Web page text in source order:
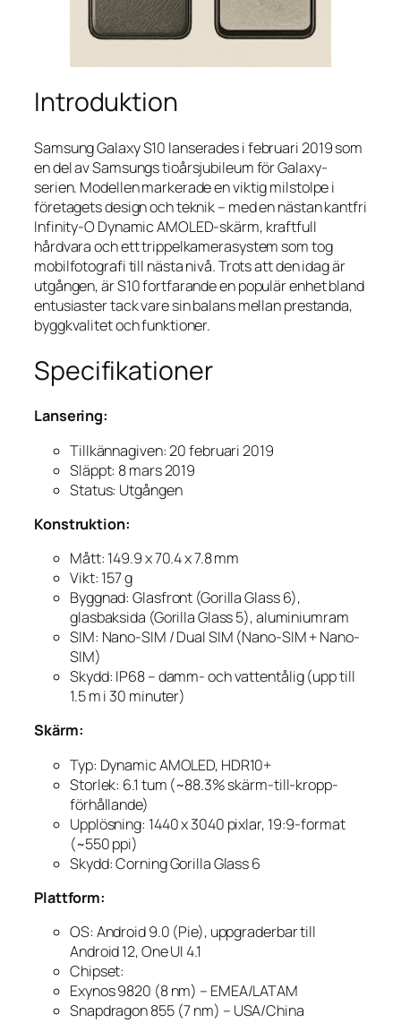
Introduktion
Samsung Galaxy S10 lanserades i februari 2019 som
en del av Samsungs tioårsjubileum för Galaxy-
serien. Modellen markerade en viktig milstolpe i
företagets design och teknik – med en nästan kantfri
Infinity-O Dynamic AMOLED-skärm, kraftfull
hårdvara och ett trippelkamerasystem som tog
mobilfotografi till nästa nivå. Trots att den idag är
utgången, är S10 fortfarande en populär enhet bland
entusiaster tack vare sin balans mellan prestanda,
byggkvalitet och funktioner.
Specifikationer
Lansering:
Tillkännagiven: 20 februari 2019
Släppt: 8 mars 2019
Status: Utgången
Konstruktion:
Mått: 149.9 x 70.4 x 7.8 mm
Vikt: 157 g
Byggnad: Glasfront (Gorilla Glass 6),
glasbaksida (Gorilla Glass 5), aluminiumram
SIM: Nano-SIM / Dual SIM (Nano-SIM + Nano-
SIM)
Skydd: IP68 – damm- och vattentålig (upp till
1.5 m i 30 minuter)
Skärm:
Typ: Dynamic AMOLED, HDR10+
Storlek: 6.1 tum (~88.3% skärm-till-kropp-
förhållande)
Upplösning: 1440 x 3040 pixlar, 19:9-format
(~550 ppi)
Skydd: Corning Gorilla Glass 6
Plattform:
OS: Android 9.0 (Pie), uppgraderbar till
Android 12, One UI 4.1
Chipset:
Exynos 9820 (8 nm) – EMEA/LATAM
Snapdragon 855 (7 nm) – USA/China